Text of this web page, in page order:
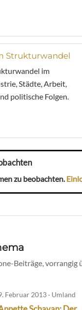
Strukturwandel
im
Städte, Arbeit,
politische Folgen.
zu beobachten.
Beiträge,
Februar 2013 · Umland